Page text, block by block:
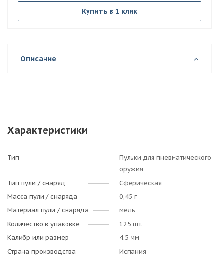
Купить в 1 клик
Описание
Характеристики
Тип
Пульки для пневматического
оружия
Тип пули / cнаряд
Сферическая
Масса пули / снаряда
0,45 г
Материал пули / снаряда
медь
Количество в упаковке
125 шт.
Калибр или размер
4.5 мм
Страна производства
Испания